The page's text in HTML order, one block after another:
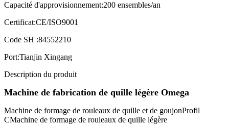
Capacité d'approvisionnement:200 ensembles/an
Certificat:CE/ISO9001
Code SH :84552210
Port:Tianjin Xingang
Description du produit
Machine de fabrication de quille légère Omega
Machine de formage de rouleaux de quille et de goujonProfil
CMachine de formage de rouleaux de quille légère